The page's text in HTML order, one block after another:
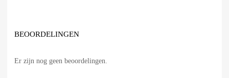
BEOORDELINGEN
Er zijn nog geen beoordelingen.